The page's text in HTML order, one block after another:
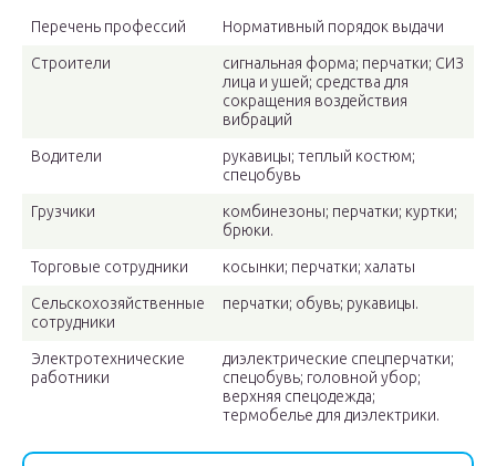
Перечень профессий Нормативный порядок выдачи
Строители
сигнальная форма; перчатки; СИЗ
лица и ушей; средства для
сокращения воздействия
вибраций
Водители
рукавицы; теплый костюм;
спецобувь
Грузчики
комбинезоны; перчатки; куртки;
брюки.
Торговые сотрудники косынки; перчатки; халаты
Сельскохозяйственные
сотрудники
перчатки; обувь; рукавицы.
Электротехнические
работники
диэлектрические спецперчатки;
спецобувь; головной убор;
верхняя спецодежда;
термобелье для диэлектрики.